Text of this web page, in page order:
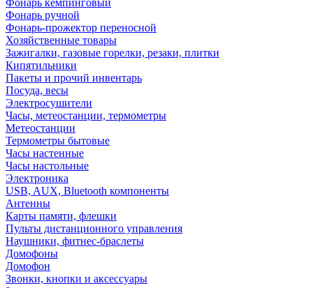
Фонарь кемпинговый
Фонарь ручной
Фонарь-прожектор переносной
Хозяйственные товары
Зажигалки, газовые горелки, резаки, плитки
Кипятильники
Пакеты и прочий инвентарь
Посуда, весы
Электросушители
Часы, метеостанции, термометры
Метеостанции
Термометры бытовые
Часы настенные
Часы настольные
Электроника
USB, AUX, Bluetooth компоненты
Антенны
Карты памяти, флешки
Пульты дистанционного управления
Наушники, фитнес-браслеты
Домофоны
Домофон
Звонки, кнопки и аксессуары